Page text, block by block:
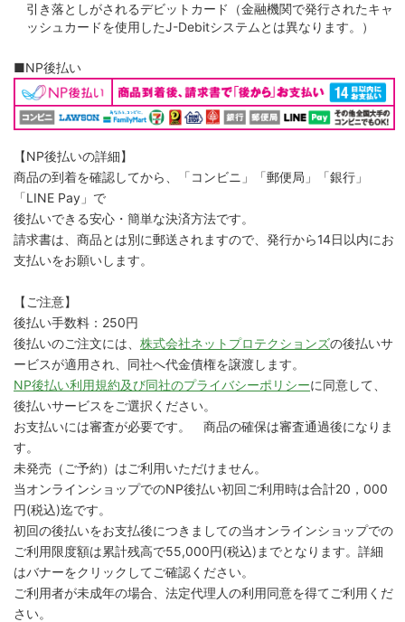
引き落としがされるデビットカード（金融機関で発行されたキャ
ッシュカードを使用したJ-Debitシステムとは異なります。）
■NP後払い
【NP後払いの詳細】
商品の到着を確認してから、「コンビニ」「郵便局」「銀行」
「LINE Pay」で
後払いできる安心・簡単な決済方法です。
請求書は、商品とは別に郵送されますので、発行から14日以内にお
支払いをお願いします。
【ご注意】
後払い手数料：250円
後払いのご注文には、 株式会社ネットプロテクションズの後払いサ
ービスが適用され、同社へ代金債権を譲渡します。
NP後払い利用規約及び同社のプライバシーポリシーに同意して、
後払いサービスをご選択ください。
お支払いには審査が必要です。 商品の確保は審査通過後になりま
す。
未発売（ご予約）はご利用いただけません。
当オンラインショップでのNP後払い初回ご利用時は合計20，000
円(税込)迄です。
初回の後払いをお支払後につきましての当オンラインショップでの
ご利用限度額は累計残高で55,000円(税込)までとなります。詳細
はバナーをクリックしてご確認ください。
ご利用者が未成年の場合、法定代理人の利用同意を得てご利用くだ
さい。